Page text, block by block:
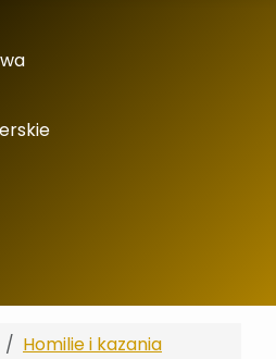
Homilie i kazania